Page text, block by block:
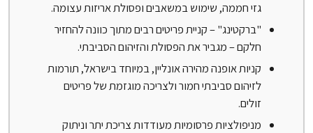
גזי חממה, שימוש במשאבים ופסולת אריזות עצומה.
"ברקטינג" – קניית פריטים רבים מתוך כוונה להחזיר
חלקם – מגביר את הפסולת והזיהום הסביבתי.
קניות אופנה מהירה אונליין, במיוחד בישראל, תורמות
לזיהום סביבתי חמור ולצריכה מוגזמת של פריטים
זולים.
מניפולציות פרסומיות מעודדות צריכת יתר וניתוק